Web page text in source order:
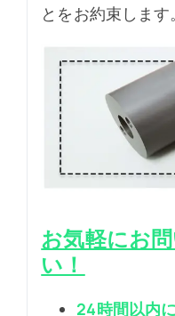
とをお約束します。
お気軽にお
い！
24時間以内